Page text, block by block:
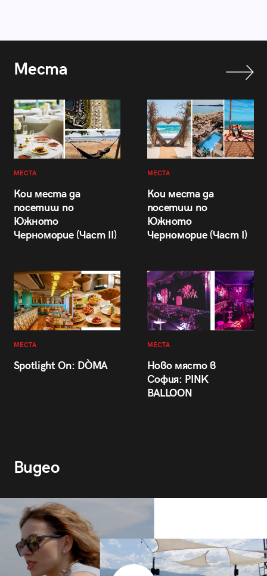
Места
МЕСТА
Кои места да
посетиш по
Южното
Черноморие (Част II)
МЕСТА
Кои места да
посетиш по
Южното
Черноморие (Част I)
МЕСТА
Spotlight On: DÒMA
МЕСТА
Ново място в
София: PINK
BALLOON
Видео